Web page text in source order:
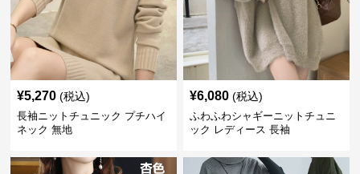
¥5,270 (税込)
長袖ニットチュニック プチハイ
ネック 無地
¥6,080 (税込)
ふわふわシャギーニットチュニ
ック レディース 長袖